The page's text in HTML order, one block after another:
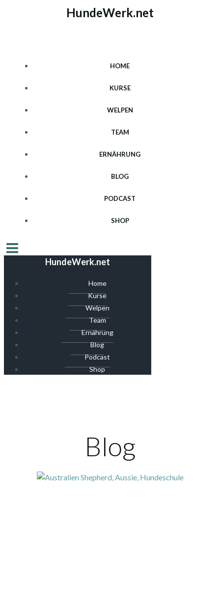
HundeWerk.net
HOME
KURSE
WELPEN
TEAM
ERNÄHRUNG
BLOG
PODCAST
SHOP
HundeWerk.net
Home
Kurse
Welpen
Team
Ernährung
Blog
Podcast
Shop
Blog